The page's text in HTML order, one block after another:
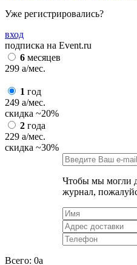
Уже регистрировались?
вход
подписка на Event.ru
6 месяцев
299 a/мес.
1 год
249 a/мес.
скидка ~20%
2 года
229 a/мес.
скидка ~30%
Чтобы мы могли
журнал,
Всего: 0a